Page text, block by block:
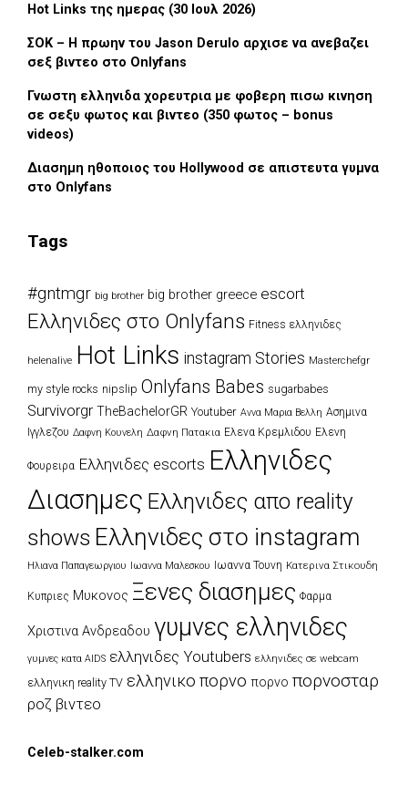
Hot Links της ημερας (30 Ιουλ 2026)
ΣΟΚ – Η πρωην του Jason Derulo αρχισε να ανεβαζει
σεξ βιντεο στο Onlyfans
Γνωστη ελληνιδα χορευτρια με φοβερη πισω κινηση
σε σεξυ φωτος και βιντεο (350 φωτος – bonus
videos)
Διασημη ηθοποιος του Hollywood σε απιστευτα γυμνα
στο Onlyfans
Tags
#gntmgr big brother big brother greece escort
Eλληνιδες στο Onlyfans Fitness ελληνιδες
helenalive Hot Links instagram Stories Masterchefgr
my style rocks nipslip Onlyfans Babes sugarbabes
Survivorgr TheBachelorGR Youtuber Αννα Μαρια Βελλη Ασημινα
Ιγγλεζου Δαφνη Κουνελη Δαφνη Πατακια Ελενα Κρεμλιδου Ελενη
Φουρειρα Ελληνιδες escorts Ελληνιδες
Διασημες Ελληνιδες απο reality
shows Ελληνιδες στο instagram
Ηλιανα Παπαγεωργιου Ιωαννα Μαλεσκου Ιωαννα Τουνη Κατερινα Στικουδη
Κυπριες Μυκονος Ξενες διασημες Φαρμα
Χριστινα Ανδρεαδου γυμνες ελληνιδες
γυμνες κατα AIDS ελληνιδες Youtubers ελληνιδες σε webcam
ελληνικη reality TV ελληνικο πορνο πορνο πορνοσταρ
ροζ βιντεο
Celeb-stalker.com